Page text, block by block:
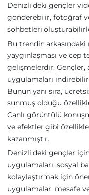
Denizli'deki gençler
gönderebilir, fotoğraf
sohbetleri
Bu trendin
yaygınlaşması ve cep
gelişmelerdir. Gençler,
uygulamaları
Bunun yanı sıra,
sunmuş olduğu
Canlı görüntülü
ve efektler gibi
kazanmıştır.
Denizli'deki gençler
uygulamaları, sosyal
kolaylaştırmak için
uygulamalar, mesafe